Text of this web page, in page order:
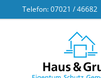
to
Telefon: 07021 / 46682